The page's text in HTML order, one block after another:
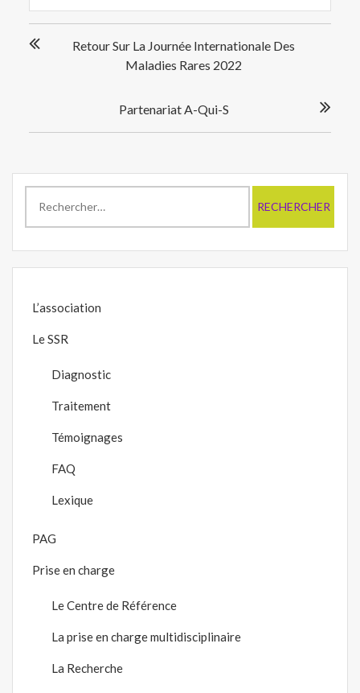
de
Retour Sur La Journée Internationale Des
Maladies Rares 2022
Partenariat A-Qui-S
L’association
Le SSR
Diagnostic
Traitement
Témoignages
FAQ
Lexique
PAG
Prise en charge
Le Centre de Référence
La prise en charge multidisciplinaire
La Recherche